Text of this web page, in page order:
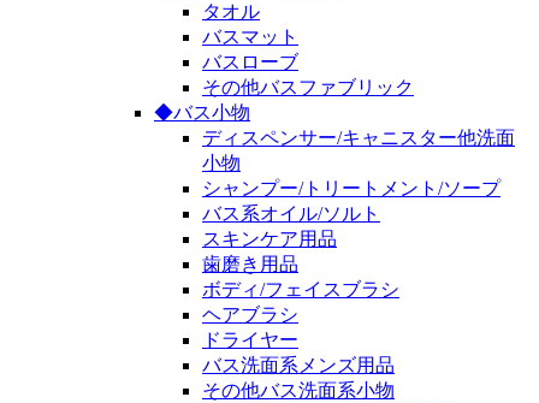
タオル
バスマット
バスローブ
その他バスファブリック
◆バス小物
ディスペンサー/キャニスター他洗面
小物
シャンプー/トリートメント/ソープ
バス系オイル/ソルト
スキンケア用品
歯磨き用品
ボディ/フェイスブラシ
ヘアブラシ
ドライヤー
バス洗面系メンズ用品
その他バス洗面系小物